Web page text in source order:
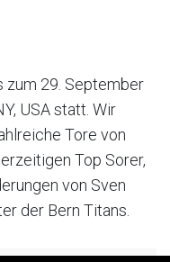
zum 29. September
USA statt. Wir
Tore von
Top Sorer,
von Sven
der Bern Titans.